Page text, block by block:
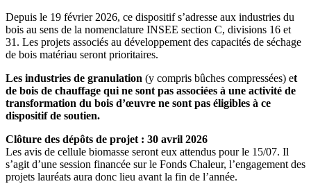
Depuis le 19 février 2026, ce dispositif s’adresse aux industries du
bois au sens de la nomenclature INSEE section C, divisions 16 et
31. Les projets associés au développement des capacités de séchage
de bois matériau seront prioritaires.
Les industries de granulation (y compris bûches compressées) et
de bois de chauffage qui ne sont pas associées à une activité de
transformation du bois d’œuvre ne sont pas éligibles à ce
dispositif de soutien.
Clôture des dépôts de projet : 30 avril 2026
Les avis de cellule biomasse seront eux attendus pour le 15/07. Il
s’agit d’une session financée sur le Fonds Chaleur, l’engagement des
projets lauréats aura donc lieu avant la fin de l’année.